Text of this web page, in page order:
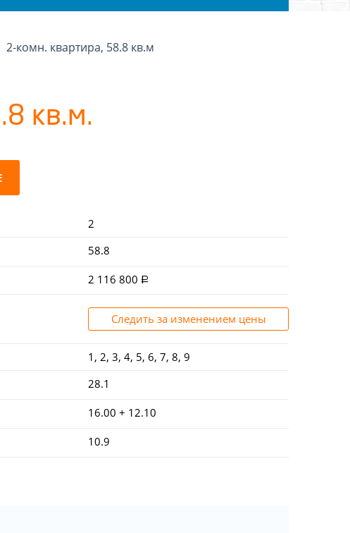
2-комн. квартира, 58.8 кв.м
кв.м.
2
58.8
2 116 800
Следить за изменением цены
1, 2, 3, 4, 5, 6, 7, 8, 9
28.1
16.00 + 12.10
10.9